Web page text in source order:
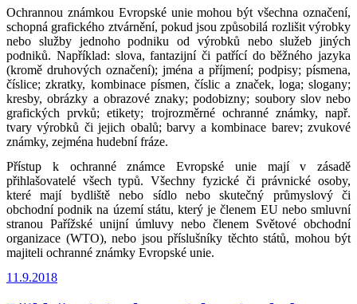
Ochrannou známkou Evropské unie mohou být všechna označení,
schopná grafického ztvárnění, pokud jsou způsobilá rozlišit výrobky
nebo služby jednoho podniku od výrobků nebo služeb jiných
podniků. Například: slova, fantazijní či patřící do běžného jazyka
(kromě druhových označení); jména a příjmení; podpisy; písmena,
číslice; zkratky, kombinace písmen, číslic a značek, loga; slogany;
kresby, obrázky a obrazové znaky; podobizny; soubory slov nebo
grafických prvků; etikety; trojrozměrné ochranné známky, např.
tvary výrobků či jejich obalů; barvy a kombinace barev; zvukové
známky, zejména hudební fráze.
Přístup k ochranné známce Evropské unie mají v zásadě
přihlašovatelé všech typů. Všechny fyzické či právnické osoby,
které mají bydliště nebo sídlo nebo skutečný průmyslový či
obchodní podnik na území státu, který je členem EU nebo smluvní
stranou Pařížské unijní úmluvy nebo členem Světové obchodní
organizace (WTO), nebo jsou příslušníky těchto států, mohou být
majiteli ochranné známky Evropské unie.
Publikováno
11.9.2018